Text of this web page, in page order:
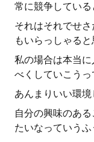
常に競争している
それはそれでせ
もいらっしゃると
私の場合は本当
べくしていこうっ
あんまりいい環境
自分の興味のあ
たいなっていうふ